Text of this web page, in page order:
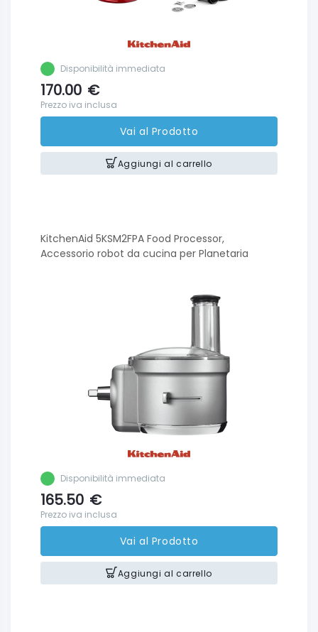
Disponibilità immediata
170.00 €
Prezzo iva inclusa
Vai al Prodotto
Aggiungi al carrello
KitchenAid 5KSM2FPA Food Processor,
Accessorio robot da cucina per Planetaria
Disponibilità immediata
165.50 €
Prezzo iva inclusa
Vai al Prodotto
Aggiungi al carrello